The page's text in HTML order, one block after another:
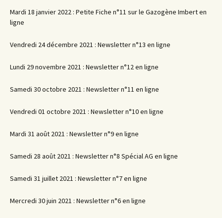
Mardi 18 janvier 2022 : Petite Fiche n°11 sur le Gazogène Imbert en
ligne
Vendredi 24 décembre 2021 : Newsletter n°13 en ligne
Lundi 29 novembre 2021 : Newsletter n°12 en ligne
Samedi 30 octobre 2021 : Newsletter n°11 en ligne
Vendredi 01 octobre 2021 : Newsletter n°10 en ligne
Mardi 31 août 2021 : Newsletter n°9 en ligne
Samedi 28 août 2021 : Newsletter n°8 Spécial AG en ligne
Samedi 31 juillet 2021 : Newsletter n°7 en ligne
Mercredi 30 juin 2021 : Newsletter n°6 en ligne